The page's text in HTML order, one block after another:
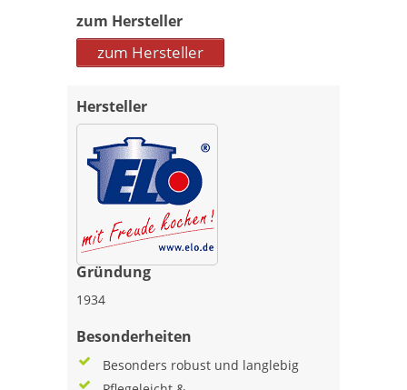
zum Hersteller
zum Hersteller
Hersteller
Gründung
1934
Besonderheiten
Besonders robust und langlebig